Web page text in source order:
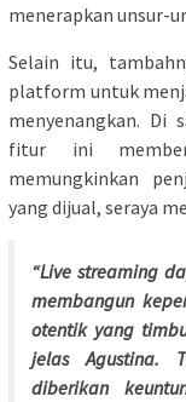
menerapkan unsur-
Selain itu,
platform untuk
menyenangkan. Di
fitur ini
memungkinkan
yang dijual, seraya
“Live streaming
membangun
otentik yang
jelas Agustina.
diberikan